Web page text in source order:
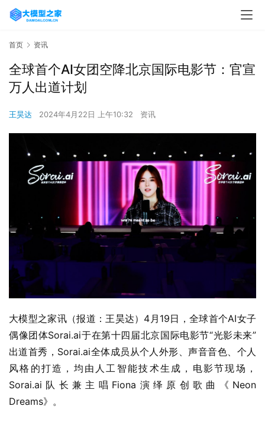
首页 资讯
全球首个AI女团空降北京国际电影节：官宣
万人出道计划
王昊达 2024年4月22日 上午10:32 资讯
大模型之家讯（报道：王昊达）4月19日，全球首个AI女子
偶像团体Sorai.ai于在第十四届北京国际电影节“光影未来”
出道首秀，Sorai.ai全体成员从个人外形、声音音色、个人
风格的打造，均由人工智能技术生成，电影节现场，
Sorai.ai队长兼主唱Fiona演绎原创歌曲《Neon
Dreams》。